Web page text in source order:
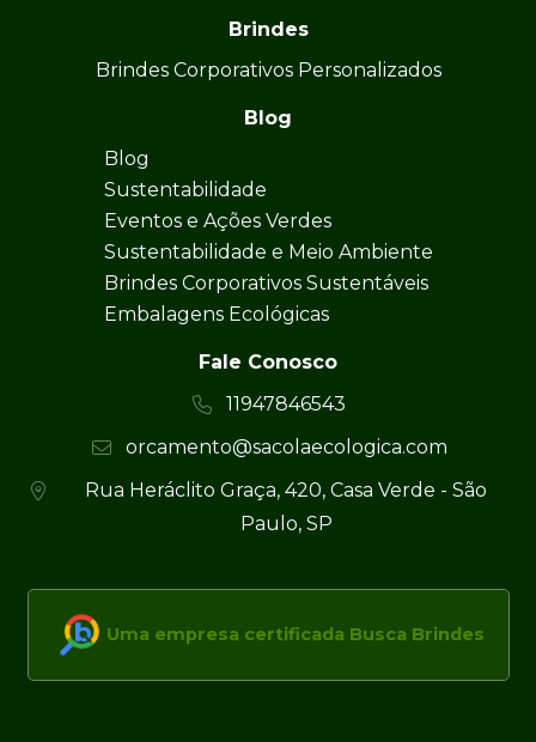
Brindes
Brindes Corporativos Personalizados
Blog
Blog
Sustentabilidade
Eventos e Ações Verdes
Sustentabilidade e Meio Ambiente
Brindes Corporativos Sustentáveis
Embalagens Ecológicas
Fale Conosco
11947846543
orcamento@sacolaecologica.com
Rua Heráclito Graça, 420, Casa Verde - São
Paulo, SP
Uma empresa certificada Busca Brindes